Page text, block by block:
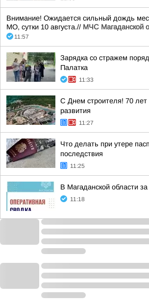
Внимание! Ожидается сильный дождь
МО, сутки 10 августа.// МЧС Магаданской
11:57
Зарядка со стражем
Палатка
11:33
С Днем строителя! 70 лет
развития
11:27
Что делать при утере
последствия
11:25
В Магаданской области
11:18